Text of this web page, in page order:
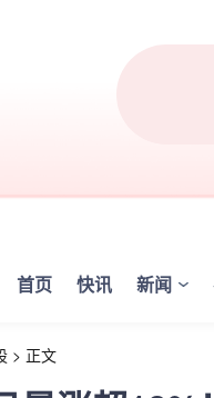
首页 快讯 新闻
> 正文